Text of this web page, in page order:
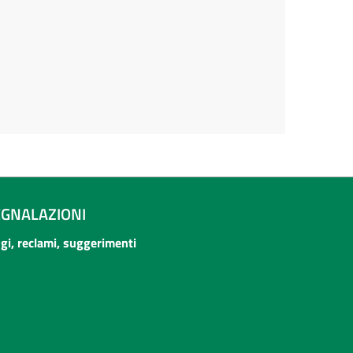
reclami, suggerimenti